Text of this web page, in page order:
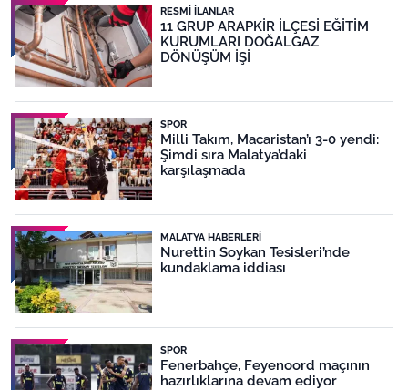
RESMI İLANLAR
11 GRUP ARAPKİR İLÇESİ EĞİTİM
KURUMLARI DOĞALGAZ
DÖNÜŞÜM İŞİ
SPOR
Milli Takım, Macaristan’ı 3-0 yendi:
Şimdi sıra Malatya’daki
karşılaşmada
MALATYA HABERLERI
Nurettin Soykan Tesisleri’nde
kundaklama iddiası
SPOR
Fenerbahçe, Feyenoord maçının
hazırlıklarına devam ediyor